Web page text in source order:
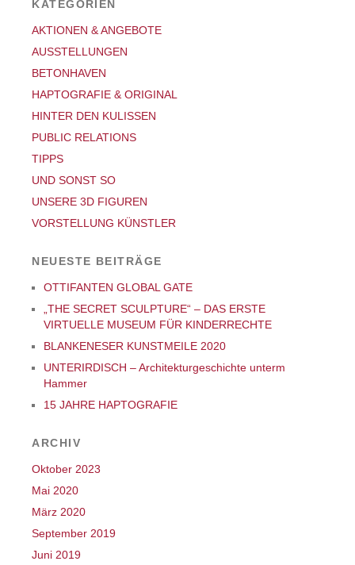
KATEGORIEN
AKTIONEN & ANGEBOTE
AUSSTELLUNGEN
BETONHAVEN
HAPTOGRAFIE & ORIGINAL
HINTER DEN KULISSEN
PUBLIC RELATIONS
TIPPS
UND SONST SO
UNSERE 3D FIGUREN
VORSTELLUNG KÜNSTLER
NEUESTE BEITRÄGE
OTTIFANTEN GLOBAL GATE
„THE SECRET SCULPTURE“ – DAS ERSTE
VIRTUELLE MUSEUM FÜR KINDERRECHTE
BLANKENESER KUNSTMEILE 2020
UNTERIRDISCH – Architekturgeschichte unterm
Hammer
15 JAHRE HAPTOGRAFIE
ARCHIV
Oktober 2023
Mai 2020
März 2020
September 2019
Juni 2019